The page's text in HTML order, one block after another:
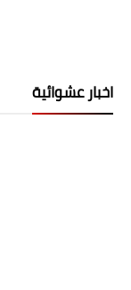
اخبار عشوائية